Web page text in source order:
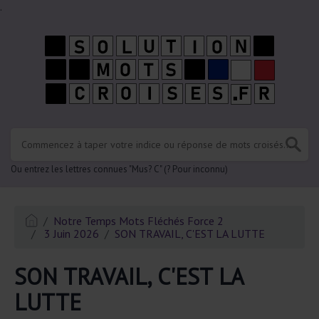
.
Ou entrez les lettres connues "Mus? C" (? Pour inconnu)
Notre Temps Mots Fléchés Force 2
3 Juin 2026
SON TRAVAIL, C'EST LA LUTTE
SON TRAVAIL, C'EST LA
LUTTE